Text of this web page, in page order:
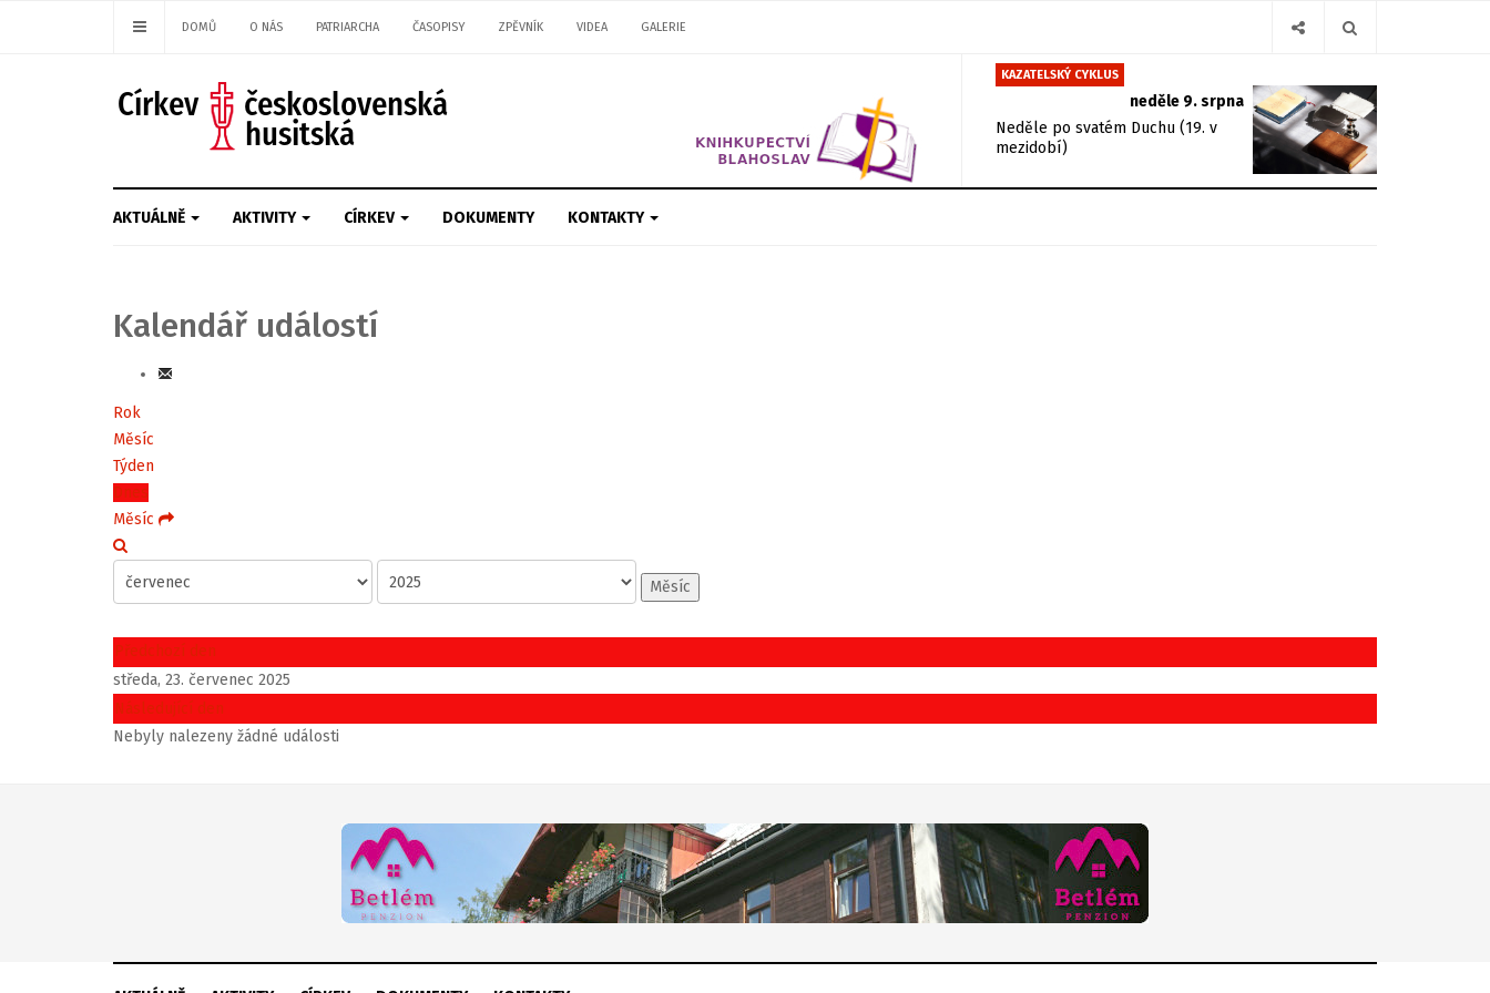
DOMŮ O NÁS PATRIARCHA ČASOPISY ZPĚVNÍK VIDEA GALERIE
KAZATELSKÝ CYKLUS
neděle 9. srpna
Neděle po svatém Duchu (19. v
mezidobí)
AKTUÁLNĚ AKTIVITY CÍRKEV DOKUMENTY KONTAKTY
Kalendář událostí
Rok
Měsíc
Týden
Dnes
Měsíc
Měsíc
Předchozí den
středa, 23. červenec 2025
Následující den
Nebyly nalezeny žádné události